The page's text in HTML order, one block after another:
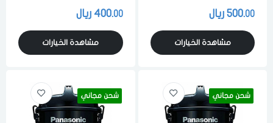
والسوائل اسود ماليزي
500.00 ريال
مشاهدة الخيارات
والسوائل اسود ماليزي
400.00 ريال
مشاهدة الخيارات
شحن مجاني شحن مجاني